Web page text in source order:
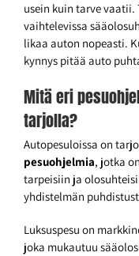
usein kuin tarve vaatii.
vaihtelevissa
likaa auton nopeasti.
kynnys pitää auto
Mitä eri
tarjolla?
Autopesuloissa on
pesuohjelmia, jotka
tarpeisiin ja
yhdistelmän
Luksuspesu on
joka mukautuu